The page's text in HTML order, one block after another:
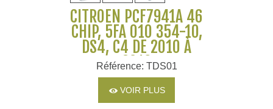
CITROEN PCF7941A 46
CHIP, 5FA 010 354-10,
DS4, C4 DE 2010 À
2016
Référence: TDS01
VOIR PLUS